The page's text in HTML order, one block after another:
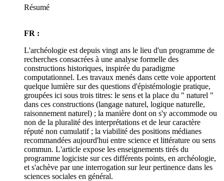
Résumé
FR :
L'archéologie est depuis vingt ans le lieu d'un programme de
recherches consacrées à une analyse formelle des
constructions historiques, inspirée du paradigme
computationnel. Les travaux menés dans cette voie apportent
quelque lumière sur des questions d'épistémologie pratique,
groupées ici sous trois titres: le sens et la place du " naturel "
dans ces constructions (langage naturel, logique naturelle,
raisonnement naturel) ; la manière dont on s'y accommode ou
non de la pluralité des interprétations et de leur caractère
réputé non cumulatif ; la viabilité des positions médianes
recommandées aujourd'hui entre science et littérature ou sens
commun. L'article expose les enseignements tirés du
programme logiciste sur ces différents points, en archéologie,
et s'achève par une interrogation sur leur pertinence dans les
sciences sociales en général.